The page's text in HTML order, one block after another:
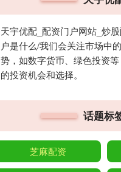
天宇优配_配资门户网站_炒
户是什么/我们会关注市场中
势，如数字货币、绿色投资
的投资机会和选择。
话题标
芝麻配资